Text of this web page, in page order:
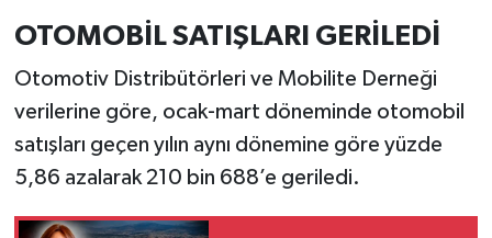
OTOMOBİL SATIŞLARI GERİLEDİ
Otomotiv Distribütörleri ve Mobilite Derneği
verilerine göre, ocak-mart döneminde otomobil
satışları geçen yılın aynı dönemine göre yüzde
5,86 azalarak 210 bin 688’e geriledi.
Köşe Yazıları
Kültür Sanat
Magazin